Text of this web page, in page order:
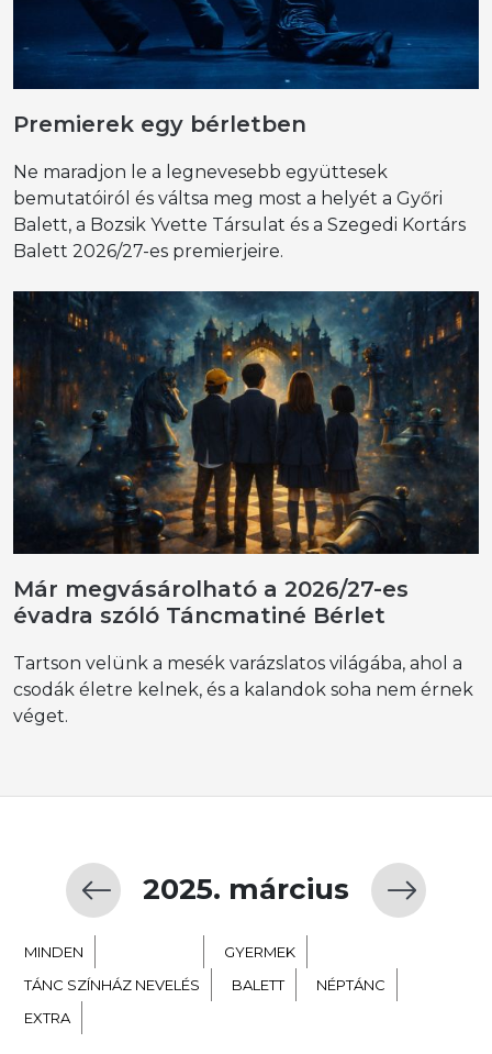
Premierek egy bérletben
Ne maradjon le a legnevesebb együttesek
bemutatóiról és váltsa meg most a helyét a Győri
Balett, a Bozsik Yvette Társulat és a Szegedi Kortárs
Balett 2026/27-es premierjeire.
Már megvásárolható a 2026/27-es
évadra szóló Táncmatiné Bérlet
Tartson velünk a mesék varázslatos világába, ahol a
csodák életre kelnek, és a kalandok soha nem érnek
véget.
2025. március
MINDEN
GYERMEK
TÁNC SZÍNHÁZ NEVELÉS
BALETT
NÉPTÁNC
EXTRA